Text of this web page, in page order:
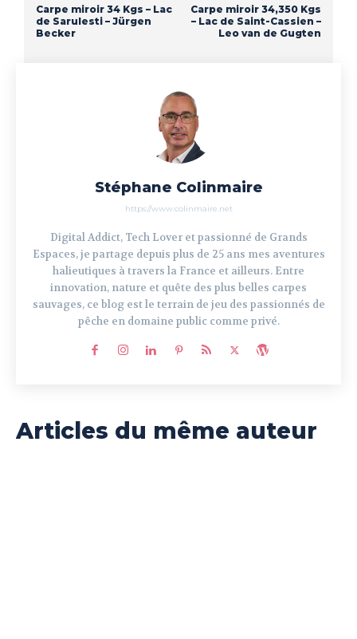
Carpe miroir 34 Kgs – Lac
de Sarulesti – Jürgen
Becker
Carpe miroir 34,350 Kgs
– Lac de Saint-Cassien –
Leo van de Gugten
Stéphane Colinmaire
https://www.colinmaire.net
Digital Addict, Tech Lover et passionné de Grands
Espaces, je partage depuis plus de 25 ans mes aventures
halieutiques à travers la France et ailleurs. Entre
innovation, nature et quête des plus belles carpes
sauvages, ce blog est le terrain de jeu des passionnés de
pêche en domaine public comme privé.
Articles du même auteur